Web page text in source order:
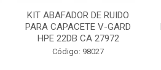
KIT ABAFADOR DE RUIDO
PARA CAPACETE V-GARD
HPE 22DB CA 27972
Código: 98027